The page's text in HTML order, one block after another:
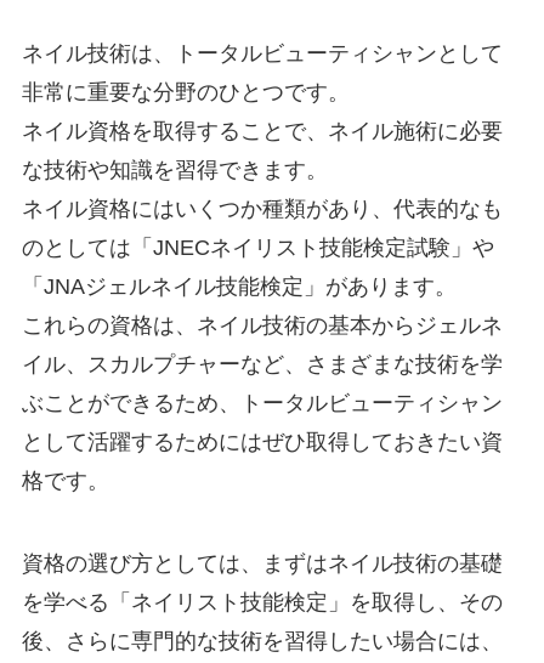
ネイル技術は、トータルビューティシャンとして
非常に重要な分野のひとつです。
ネイル資格を取得することで、ネイル施術に必要
な技術や知識を習得できます。
ネイル資格にはいくつか種類があり、代表的なも
のとしては「JNECネイリスト技能検定試験」や
「JNAジェルネイル技能検定」があります。
これらの資格は、ネイル技術の基本からジェルネ
イル、スカルプチャーなど、さまざまな技術を学
ぶことができるため、トータルビューティシャン
として活躍するためにはぜひ取得しておきたい資
格です。
資格の選び方としては、まずはネイル技術の基礎
を学べる「ネイリスト技能検定」を取得し、その
後、さらに専門的な技術を習得したい場合には、